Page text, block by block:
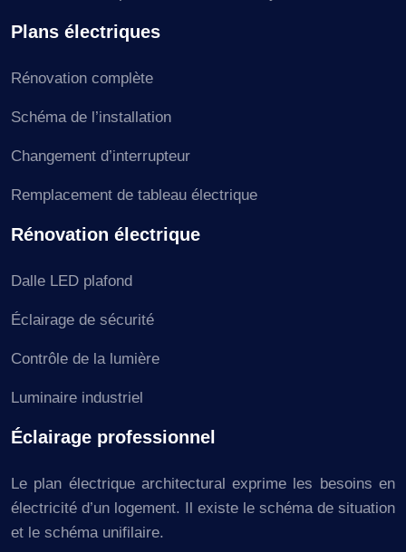
Plans électriques
Rénovation complète
Schéma de l’installation
Changement d’interrupteur
Remplacement de tableau électrique
Rénovation électrique
Dalle LED plafond
Éclairage de sécurité
Contrôle de la lumière
Luminaire industriel
Éclairage professionnel
Le plan électrique architectural exprime les besoins en
électricité d’un logement. Il existe le schéma de situation
et le schéma unifilaire.